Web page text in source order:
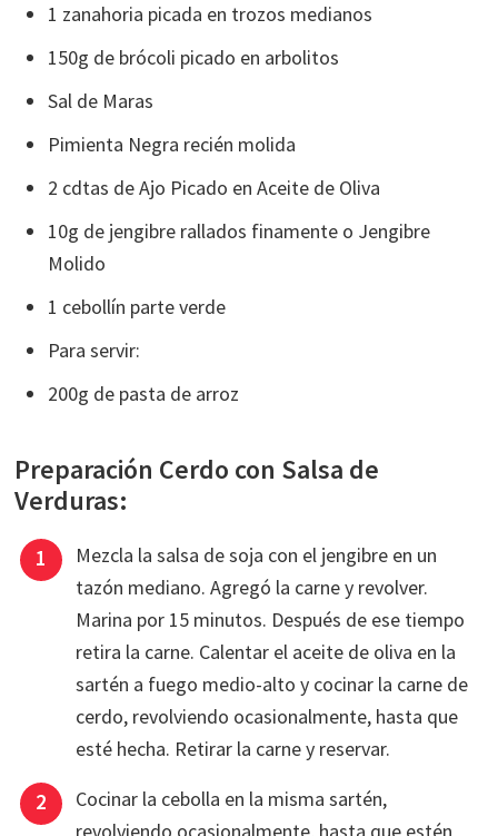
1 zanahoria picada en trozos medianos
150g de brócoli picado en arbolitos
Sal de Maras
Pimienta Negra recién molida
2 cdtas de Ajo Picado en Aceite de Oliva
10g de jengibre rallados finamente o Jengibre
Molido
1 cebollín parte verde
Para servir:
200g de pasta de arroz
Preparación Cerdo con Salsa de
Verduras:
Mezcla la salsa de soja con el jengibre en un
tazón mediano. Agregó la carne y revolver.
Marina por 15 minutos. Después de ese tiempo
retira la carne. Calentar el aceite de oliva en la
sartén a fuego medio-alto y cocinar la carne de
cerdo, revolviendo ocasionalmente, hasta que
esté hecha. Retirar la carne y reservar.
Cocinar la cebolla en la misma sartén,